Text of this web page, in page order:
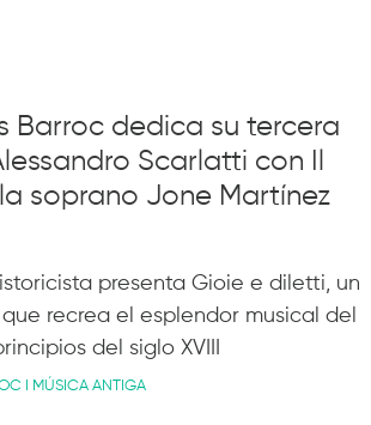
Barroc dedica su tercera
Scarlatti con Il
soprano Jone Martínez
presenta Gioie e diletti, un
recrea el esplendor musical del
del siglo XVIII
I MÚSICA ANTIGA